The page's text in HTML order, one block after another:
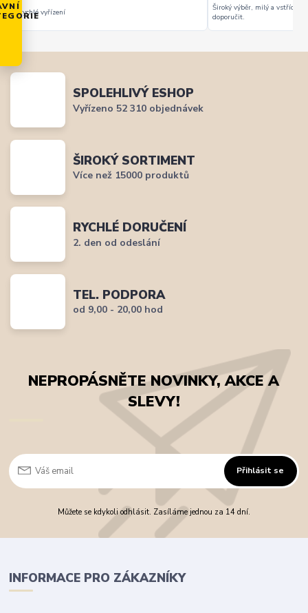
rychlé vyřízení
Široký výběr, milý a vstřícný
doporučit.
SPOLEHLIVÝ ESHOP
Vyřízeno 52 310 objednávek
ŠIROKÝ SORTIMENT
Více než 15000 produktů
RYCHLÉ DORUČENÍ
2. den od odeslání
TEL. PODPORA
od 9,00 - 20,00 hod
NEPROPÁSNĚTE NOVINKY, AKCE A
SLEVY!
Přihlásit se
Můžete se kdykoli odhlásit. Zasíláme jednou za 14 dní.
INFORMACE PRO ZÁKAZNÍKY